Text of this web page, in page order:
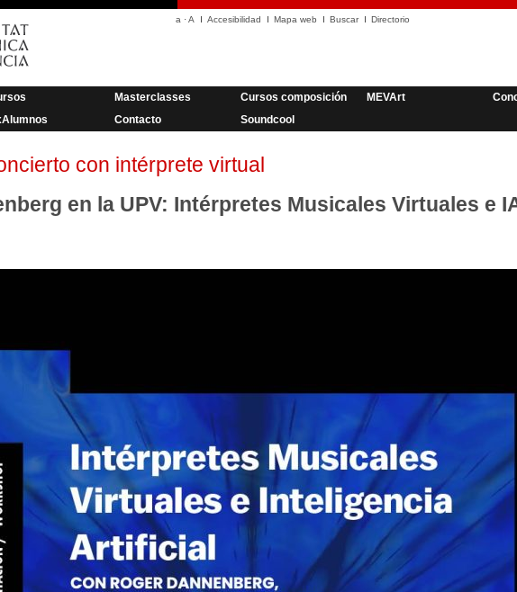
a ·A Accesibilidad Mapa web Buscar Directorio
Masterclasses Cursos composición MEVArt
Contacto Soundcool
con intérprete virtual
en la UPV: Intérpretes Musicales Virtuales e